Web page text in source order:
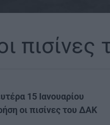
15 Ιανουαρίου
οι πισίνες του ΔΑΚ